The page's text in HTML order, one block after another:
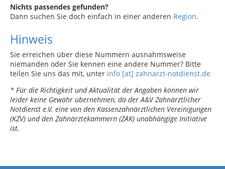
Nichts passendes gefunden?
Dann suchen Sie doch einfach in einer anderen Region.
Hinweis
Sie erreichen über diese Nummern ausnahmsweise
niemanden oder Sie kennen eine andere Nummer? Bitte
teilen Sie uns das mit, unter info [at] zahnarzt-notdienst.de
* Für die Richtigkeit und Aktualität der Angaben können wir
leider keine Gewähr übernehmen, da der A&V Zahnärztlicher
Notdienst e.V. eine von den Kassenzahnärztlichen Vereinigungen
(KZV) und den Zahnärztekammern (ZÄK) unabhängige Initiative
ist.